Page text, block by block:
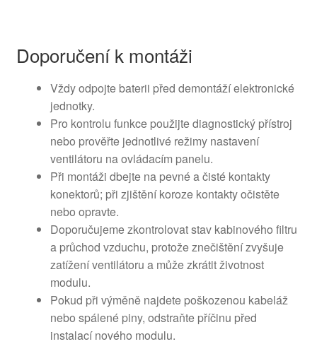
Doporučení k montáži
Vždy odpojte baterii před demontáží elektronické
jednotky.
Pro kontrolu funkce použijte diagnostický přístroj
nebo prověřte jednotlivé režimy nastavení
ventilátoru na ovládacím panelu.
Při montáži dbejte na pevné a čisté kontakty
konektorů; při zjištění koroze kontakty očistěte
nebo opravte.
Doporučujeme zkontrolovat stav kabinového filtru
a průchod vzduchu, protože znečištění zvyšuje
zatížení ventilátoru a může zkrátit životnost
modulu.
Pokud při výměně najdete poškozenou kabeláž
nebo spálené piny, odstraňte příčinu před
instalací nového modulu.